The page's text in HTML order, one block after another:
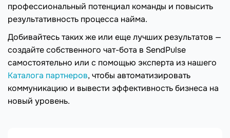
профессиональный потенциал команды и повысить
результативность процесса найма.
Добивайтесь таких же или еще лучших результатов —
создайте собственного чат-бота в SendPulse
самостоятельно или с помощью эксперта из нашего
Каталога партнеров, чтобы автоматизировать
коммуникацию и вывести эффективность бизнеса на
новый уровень.